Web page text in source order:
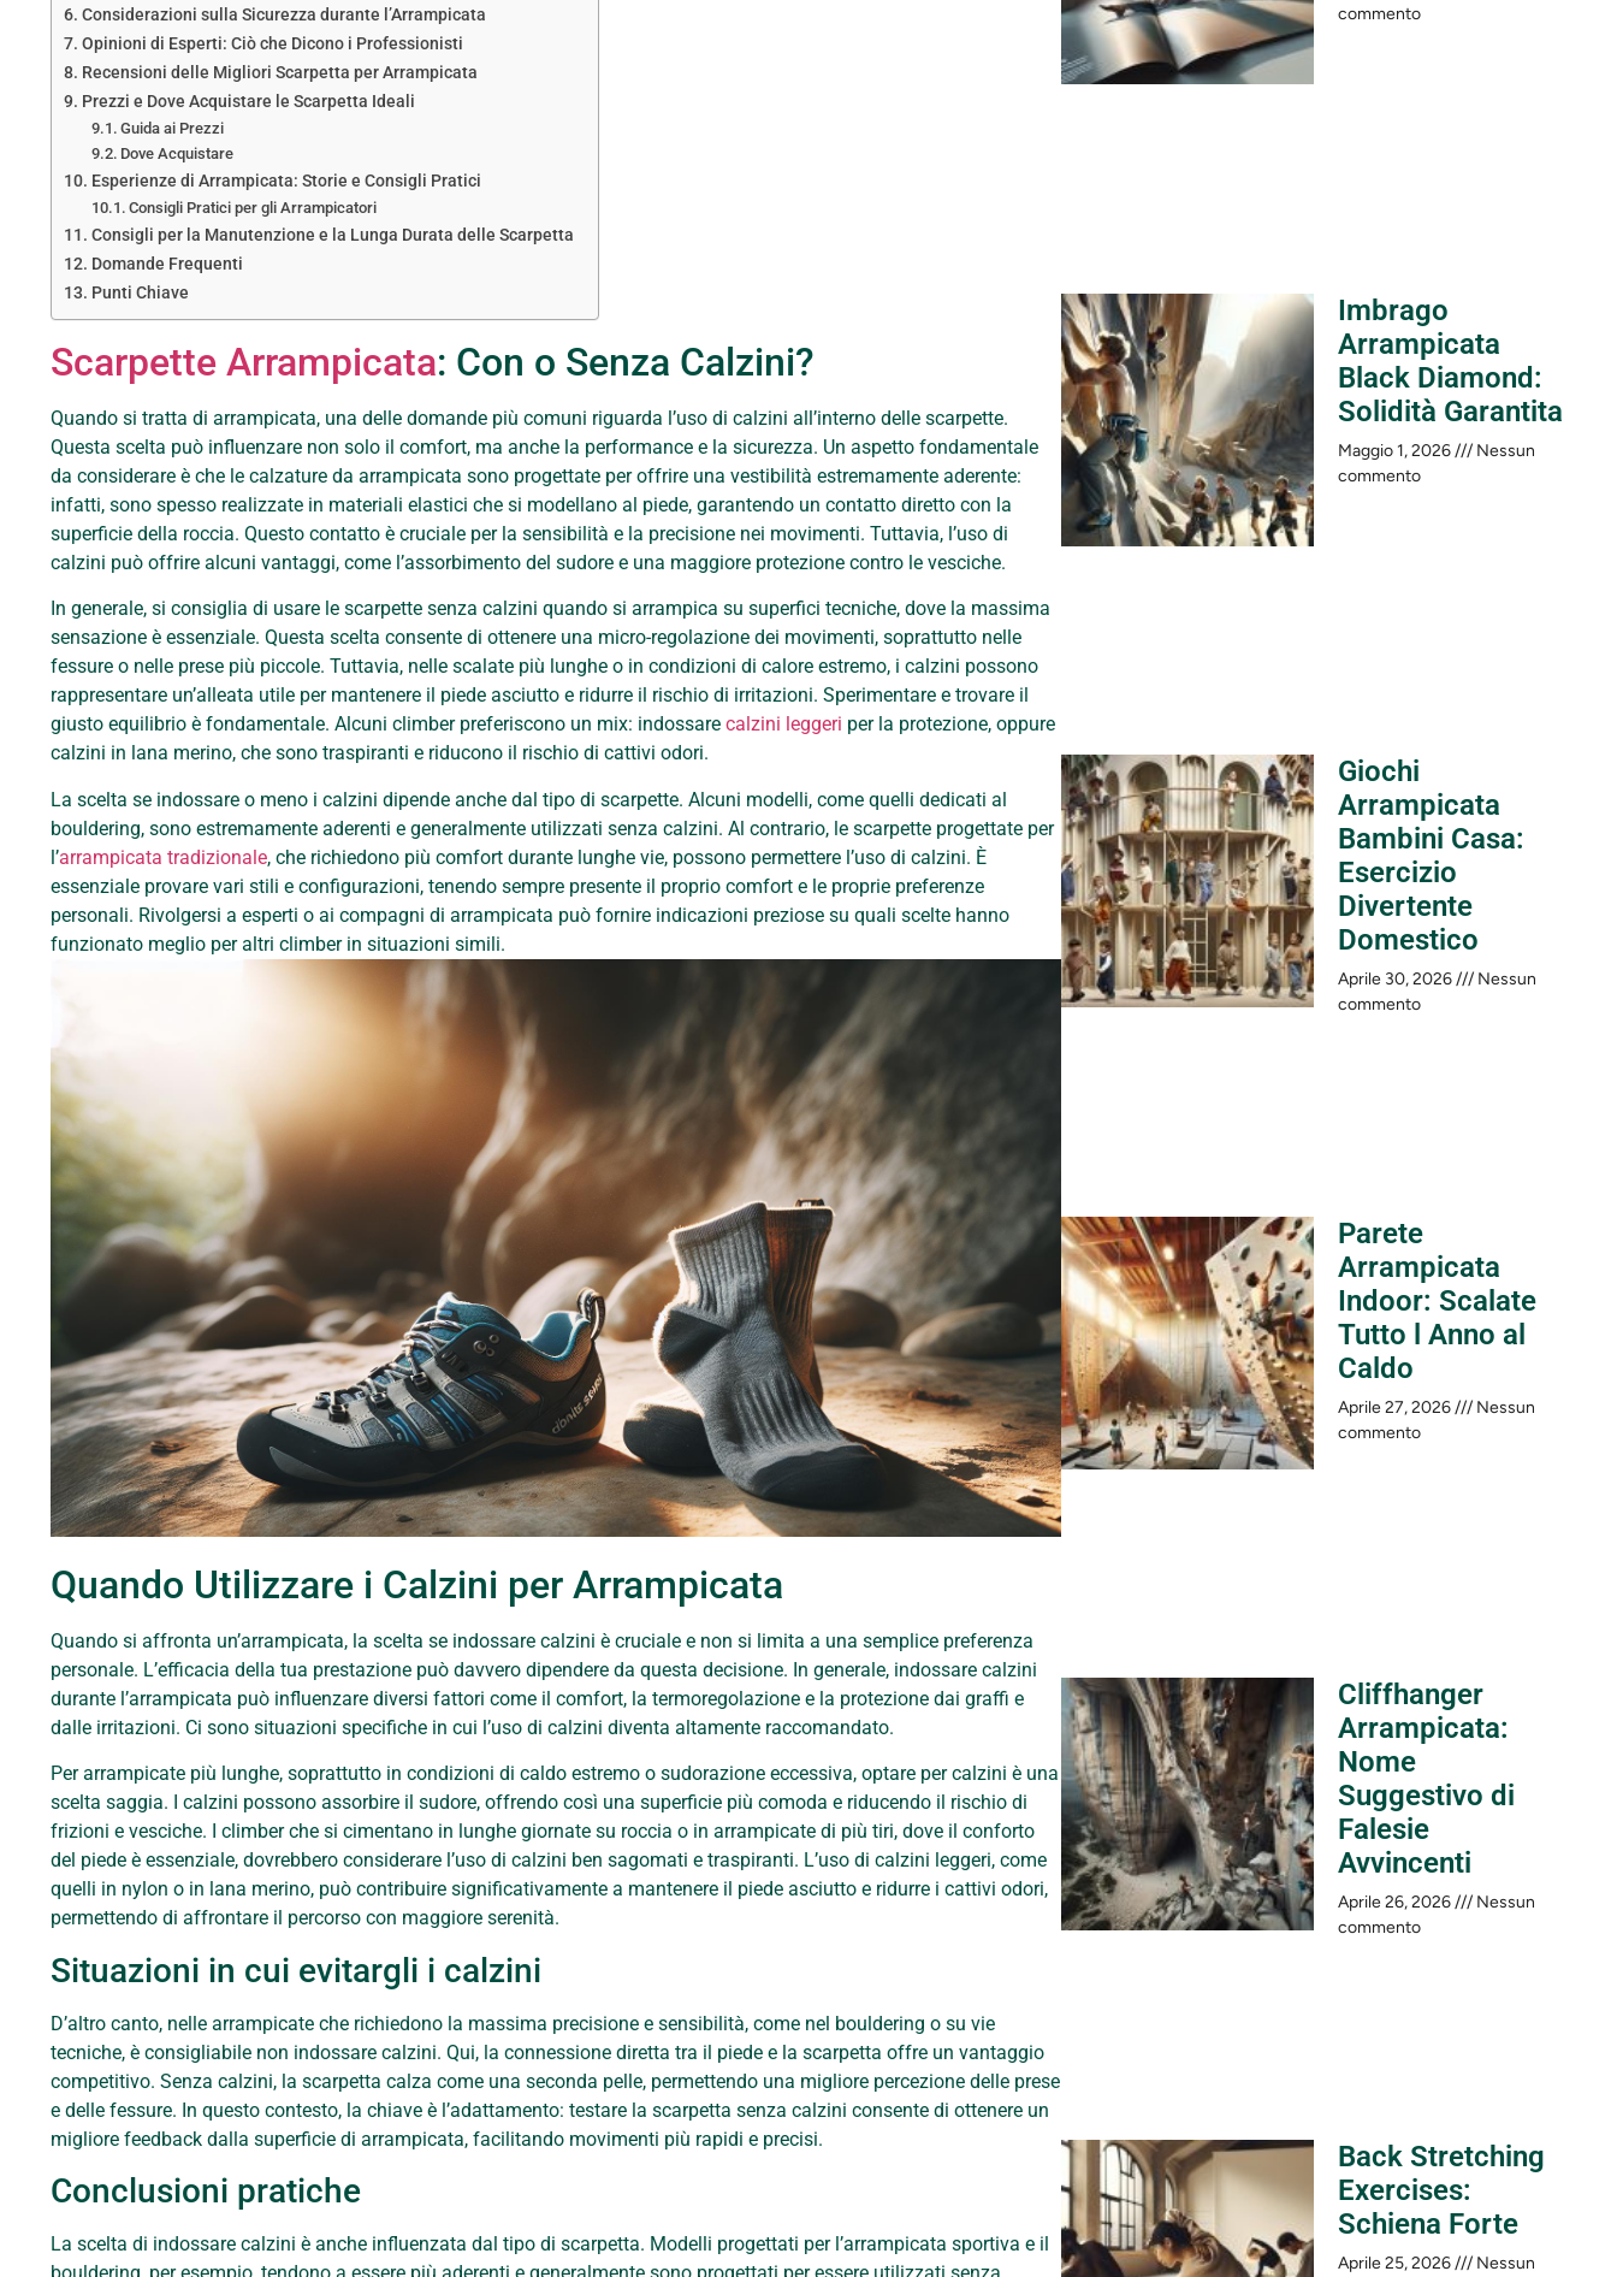
Considerazioni sulla Sicurezza durante l’Arrampicata
Opinioni di Esperti: Ciò che Dicono i Professionisti
Recensioni delle Migliori Scarpetta per Arrampicata
Prezzi e Dove Acquistare le Scarpetta Ideali
Guida ai Prezzi
Dove Acquistare
Esperienze di Arrampicata: Storie e Consigli Pratici
Consigli Pratici per gli Arrampicatori
Consigli per la Manutenzione e la Lunga Durata delle Scarpetta
Domande Frequenti
Punti Chiave
Scarpette Arrampicata: Con o Senza Calzini?
Quando si tratta di arrampicata, una delle domande più comuni riguarda l’uso di calzini all’interno delle scarpette.
Questa scelta può influenzare non solo il comfort, ma anche la performance e la sicurezza. Un aspetto fondamentale
da considerare è che le calzature da arrampicata sono progettate per offrire una vestibilità estremamente aderente:
infatti, sono spesso realizzate in materiali elastici che si modellano al piede, garantendo un contatto diretto con la
superficie della roccia. Questo contatto è cruciale per la sensibilità e la precisione nei movimenti. Tuttavia, l’uso di
calzini può offrire alcuni vantaggi, come l’assorbimento del sudore e una maggiore protezione contro le vesciche.
In generale, si consiglia di usare le scarpette senza calzini quando si arrampica su superfici tecniche, dove la massima
sensazione è essenziale. Questa scelta consente di ottenere una micro-regolazione dei movimenti, soprattutto nelle
fessure o nelle prese più piccole. Tuttavia, nelle scalate più lunghe o in condizioni di calore estremo, i calzini possono
rappresentare un’alleata utile per mantenere il piede asciutto e ridurre il rischio di irritazioni. Sperimentare e trovare il
giusto equilibrio è fondamentale. Alcuni climber preferiscono un mix: indossare calzini leggeri per la protezione, oppure
calzini in lana merino, che sono traspiranti e riducono il rischio di cattivi odori.
La scelta se indossare o meno i calzini dipende anche dal tipo di scarpette. Alcuni modelli, come quelli dedicati al
bouldering, sono estremamente aderenti e generalmente utilizzati senza calzini. Al contrario, le scarpette progettate per
l’arrampicata tradizionale, che richiedono più comfort durante lunghe vie, possono permettere l’uso di calzini. È
essenziale provare vari stili e configurazioni, tenendo sempre presente il proprio comfort e le proprie preferenze
personali. Rivolgersi a esperti o ai compagni di arrampicata può fornire indicazioni preziose su quali scelte hanno
funzionato meglio per altri climber in situazioni simili.
Quando Utilizzare i Calzini per Arrampicata
Quando si affronta un’arrampicata, la scelta se indossare calzini è cruciale e non si limita a una semplice preferenza
personale. L’efficacia della tua prestazione può davvero dipendere da questa decisione. In generale, indossare calzini
durante l’arrampicata può influenzare diversi fattori come il comfort, la termoregolazione e la protezione dai graffi e
dalle irritazioni. Ci sono situazioni specifiche in cui l’uso di calzini diventa altamente raccomandato.
Per arrampicate più lunghe, soprattutto in condizioni di caldo estremo o sudorazione eccessiva, optare per calzini è una
scelta saggia. I calzini possono assorbire il sudore, offrendo così una superficie più comoda e riducendo il rischio di
frizioni e vesciche. I climber che si cimentano in lunghe giornate su roccia o in arrampicate di più tiri, dove il conforto
del piede è essenziale, dovrebbero considerare l’uso di calzini ben sagomati e traspiranti. L’uso di calzini leggeri, come
quelli in nylon o in lana merino, può contribuire significativamente a mantenere il piede asciutto e ridurre i cattivi odori,
permettendo di affrontare il percorso con maggiore serenità.
Situazioni in cui evitargli i calzini
D’altro canto, nelle arrampicate che richiedono la massima precisione e sensibilità, come nel bouldering o su vie
tecniche, è consigliabile non indossare calzini. Qui, la connessione diretta tra il piede e la scarpetta offre un vantaggio
competitivo. Senza calzini, la scarpetta calza come una seconda pelle, permettendo una migliore percezione delle prese
e delle fessure. In questo contesto, la chiave è l’adattamento: testare la scarpetta senza calzini consente di ottenere un
migliore feedback dalla superficie di arrampicata, facilitando movimenti più rapidi e precisi.
Conclusioni pratiche
La scelta di indossare calzini è anche influenzata dal tipo di scarpetta. Modelli progettati per l’arrampicata sportiva e il
commento
Imbrago
Arrampicata
Black Diamond:
Solidità Garantita
Maggio 1, 2026
Nessun
commento
Giochi
Arrampicata
Bambini Casa:
Esercizio
Divertente
Domestico
Aprile 30, 2026
Nessun
commento
Parete
Arrampicata
Indoor: Scalate
Tutto l Anno al
Caldo
Aprile 27, 2026
Nessun
commento
Cliffhanger
Arrampicata:
Nome
Suggestivo di
Falesie
Avvincenti
Aprile 26, 2026
Nessun
commento
Back Stretching
Exercises:
Schiena Forte
Aprile 25, 2026 Nessun